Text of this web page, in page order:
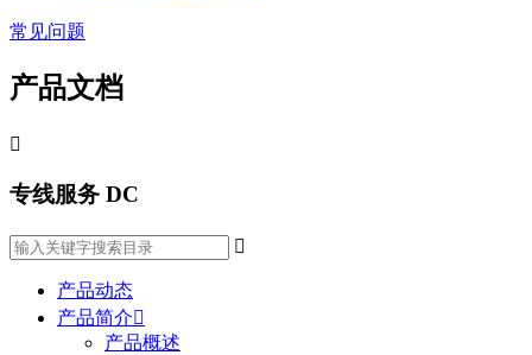
常见问题
产品文档

专线服务 DC

产品动态
产品简介
产品概述